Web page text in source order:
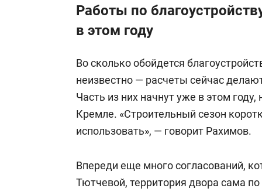
Работы по
в этом году
Во сколько обойдется
неизвестно — расчеты сейчас
Часть из них начнут уже в этом
Кремле. «Строительный сезон
использовать», — говорит Рахимов.
Впереди еще много согласований,
Тютчевой, территория двора сама